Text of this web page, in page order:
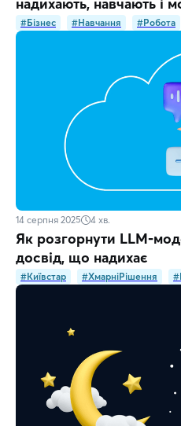
#Бізнес #Навчання #Робота
14 серпня 2025 4 хв.
Як розгорнути
досвід, що надихає
#Київстар #ХмарніРішення